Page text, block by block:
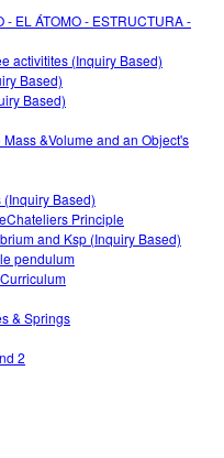
- EL ÁTOMO - ESTRUCTURA -
activitites (Inquiry Based)
Based)
Based)
&Volume and an Object's
Based)
Principle
and Ksp (Inquiry Based)
pendulum
& Springs
2